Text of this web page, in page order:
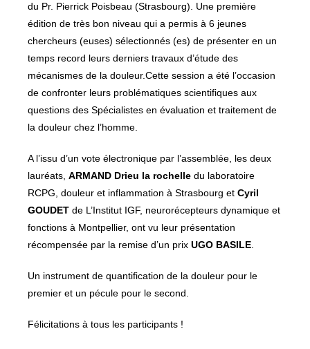
du Pr. Pierrick Poisbeau (Strasbourg). Une première
édition de très bon niveau qui a permis à 6 jeunes
chercheurs (euses) sélectionnés (es) de présenter en un
temps record leurs derniers travaux d’étude des
mécanismes de la douleur.Cette session a été l’occasion
de confronter leurs problématiques scientifiques aux
questions des Spécialistes en évaluation et traitement de
la douleur chez l’homme.
A l’issu d’un vote électronique par l’assemblée, les deux
lauréats, ARMAND Drieu la rochelle du laboratoire
RCPG, douleur et inflammation à Strasbourg et Cyril
GOUDET de L’Institut IGF, neurorécepteurs dynamique et
fonctions à Montpellier, ont vu leur présentation
récompensée par la remise d’un prix UGO BASILE.
Un instrument de quantification de la douleur pour le
premier et un pécule pour le second.
Félicitations à tous les participants !